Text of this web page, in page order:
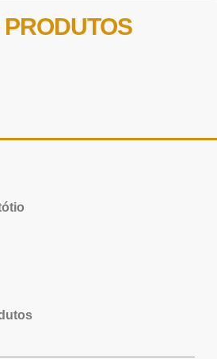
PRODUTOS